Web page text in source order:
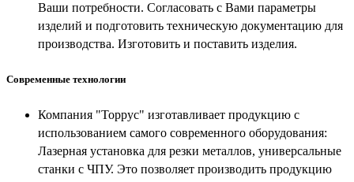
Ваши потребности. Согласовать с Вами параметры
изделий и подготовить техническую документацию для
производства. Изготовить и поставить изделия.
Современные технологии
Компания "Торрус" изготавливает продукцию с
использованием самого современного оборудования:
Лазерная установка для резки металлов, универсальные
станки с ЧПУ. Это позволяет производить продукцию